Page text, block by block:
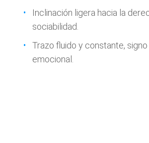
Inclinación ligera hacia la
sociabilidad.
Trazo fluido y constante,
emocional.